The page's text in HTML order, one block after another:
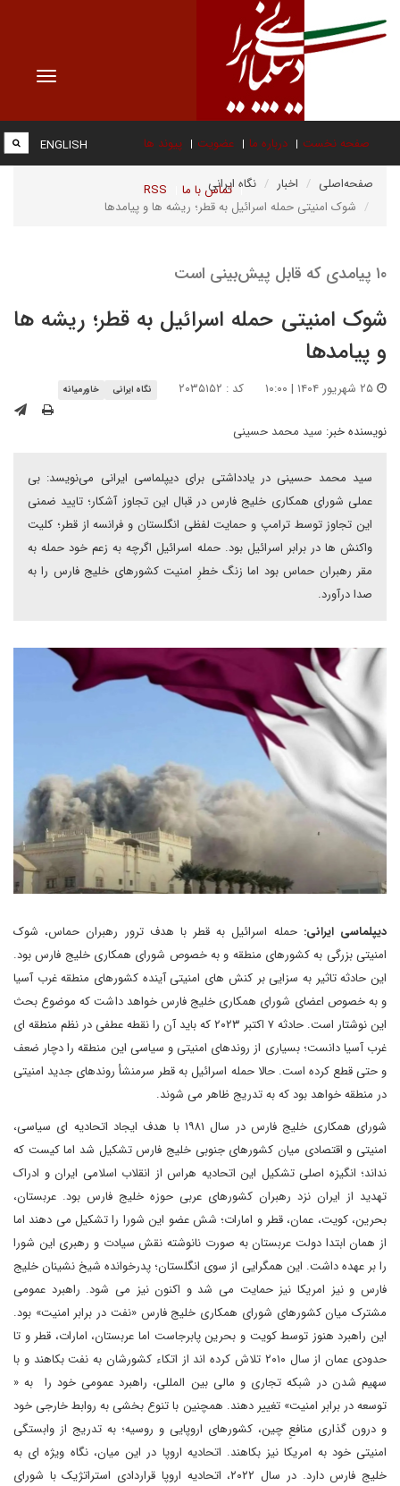
Toggle
صفحه نخست درباره ما عضویت پیوند ها
تماس با ما RSS
ENGLISH
صفحه‌اصلی اخبار
نگاه ایرانی
شوک امنیتی حمله اسرائیل به قطر؛ ریشه ها و پیامدها
۱۰ پیامدی که قابل پیش‌بینی است
شوک امنیتی حمله اسرائیل به قطر؛ ریشه ها
و پیامدها
کد : ۲۰۳۵۱۵۲ نگاه ایرانی خاورمیانه
نویسنده خبر: سید محمد حسینی
سید محمد حسینی در یادداشتی برای دیپلماسی ایرانی می‌نویسد: بی
عملی شورای همکاری خلیج فارس در قبال این تجاوز آشکار؛ تایید ضمنی
این تجاوز توسط ترامپ و حمایت لفظی انگلستان و فرانسه از قطر؛ کلیت
واکنش ها در برابر اسرائیل بود. حمله اسرائیل اگرچه به زعم خود حمله به
مقر رهبران حماس بود اما زنگ خطرِ امنیت کشورهای خلیج فارس را به
صدا درآورد.
دیپلماسی ایرانی: حمله اسرائیل به قطر با هدف ترور رهبران حماس، شوک
امنیتی بزرگی به کشورهای منطقه و به خصوص شورای همکاری خلیج فارس بود.
این حادثه تاثیر به سزایی بر کنش های امنیتی آینده کشورهای منطقه غرب آسیا
و به خصوص اعضای شورای همکاری خلیج فارس خواهد داشت که موضوع بحث
این نوشتار است. حادثه ۷ اکتبر ۲۰۲۳ که باید آن را نقطه عطفی در نظم منطقه ای
غرب آسیا دانست؛ بسیاری از روندهای امنیتی و سیاسی این منطقه را دچار ضعف
و حتی قطع کرده است. حالا حمله اسرائیل به قطر سرمنشأ روندهای جدید امنیتی
در منطقه خواهد بود که به تدریج ظاهر می شوند.
شورای همکاری خلیج فارس در سال ۱۹۸۱ با هدف ایجاد اتحادیه ای سیاسی،
امنیتی و اقتصادی میان کشورهای جنوبی خلیج فارس تشکیل شد اما کیست که
نداند؛ انگیزه اصلی تشکیل این اتحادیه هراس از انقلاب اسلامی ایران و ادراک
تهدید از ایران نزد رهبران کشورهای عربی حوزه خلیج فارس بود. عربستان،
بحرین، کویت، عمان، قطر و امارات؛ شش عضو این شورا را تشکیل می دهند اما
از همان ابتدا دولت عربستان به صورت نانوشته نقش سیادت و رهبری این شورا
را بر عهده داشت. این همگرایی از سوی انگلستان؛ پدرخوانده شیخ نشینان خلیج
فارس و نیز امریکا نیز حمایت می شد و اکنون نیز می شود. راهبرد عمومی
مشترک میان کشورهای شورای همکاری خلیج فارس «نفت در برابر امنیت» بود.
این راهبرد هنوز توسط کویت و بحرین پابرجاست اما عربستان، امارات، قطر و تا
حدودی عمان از سال ۲۰۱۰ تلاش کرده اند از اتکاء کشورشان به نفت بکاهند و با
سهیم شدن در شبکه تجاری و مالی بین المللی، راهبرد عمومی خود را به «
توسعه در برابر امنیت» تغییر دهند. همچنین با تنوع بخشی به روابط خارجی خود
و درون گذاری منافعِ چین، کشورهای اروپایی و روسیه؛ به تدریج از وابستگی
امنیتی خود به امریکا نیز بکاهند. اتحادیه اروپا در این میان، نگاه ویژه ای به
خلیج فارس دارد. در سال ۲۰۲۲، اتحادیه اروپا قراردادی استراتژیک با شورای